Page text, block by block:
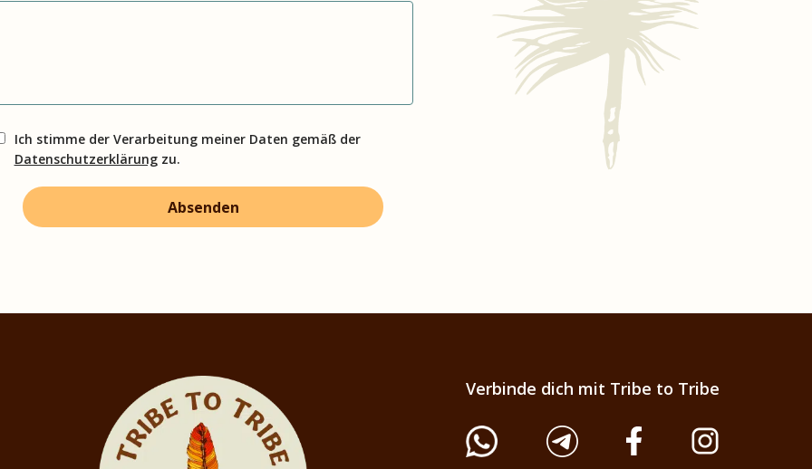
Ich stimme der Verarbeitung meiner Daten gemäß der
Datenschutzerklärungzu.
Verbinde dich mit Tribe to Tribe